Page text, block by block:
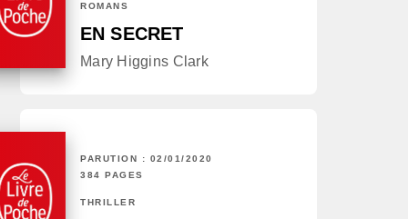
ROMANS
EN SECRET
Mary Higgins Clark
PARUTION : 02/01/2020
384 PAGES
THRILLER